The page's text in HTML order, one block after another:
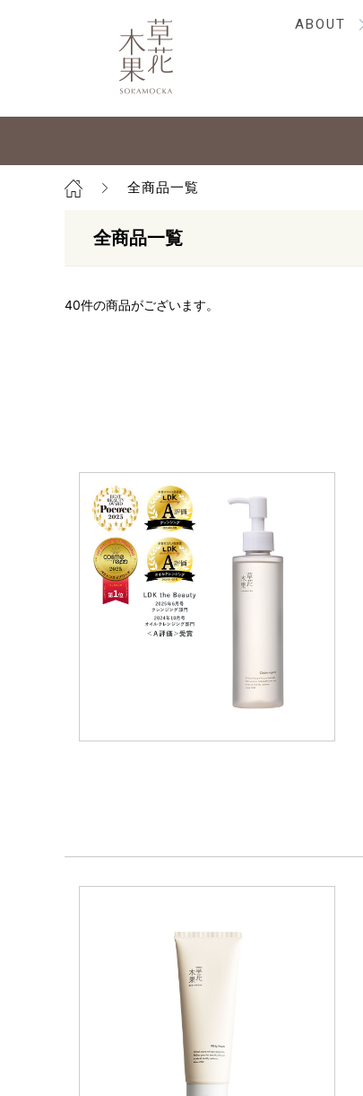
ABOUT
全商品一覧
全商品一覧
40件の商品がございます。